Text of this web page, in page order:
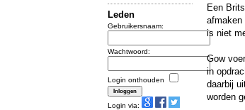
Leden
Gebruikersnaam:
Wachtwoord:
Login onthouden
Login via:
Een
afmaken
is niet
Gow
in
daarbij
worden